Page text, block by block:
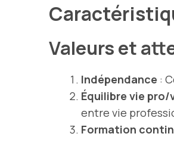
Valeurs et
Indépendance :
Équilibre vie pro/
entre vie
Formation